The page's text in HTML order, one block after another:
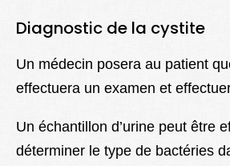
Diagnostic de la cystite
Un médecin posera au patient
effectuera un examen et
Un échantillon d’urine peut être
déterminer le type de bactéries